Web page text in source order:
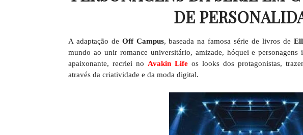
DE
A adaptação de Off Campus, baseada na famosa série de livros de
mundo ao unir romance universitário, amizade, hóquei e personagens
apaixonante, recriei no Avakin Life os looks dos protagonistas,
através da criatividade e da moda digital.